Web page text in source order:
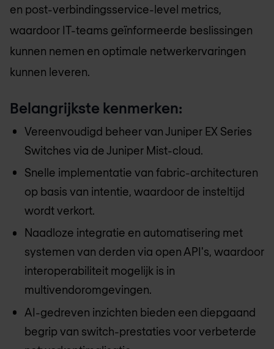
en post-verbindingsservice-level metrics,
waardoor IT-teams geïnformeerde beslissingen
kunnen nemen en optimale netwerkervaringen
kunnen leveren.
Belangrijkste kenmerken:
Vereenvoudigd beheer van Juniper EX Series
Switches via de Juniper Mist-cloud.
Snelle implementatie van fabric-architecturen
op basis van intentie, waardoor de insteltijd
wordt verkort.
Naadloze integratie en automatisering met
systemen van derden via open API's, waardoor
interoperabiliteit mogelijk is in
multivendoromgevingen.
AI-gedreven inzichten bieden een diepgaand
begrip van switch-prestaties voor verbeterde